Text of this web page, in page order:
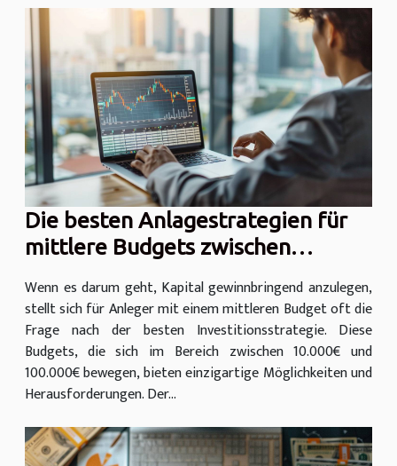
Die besten Anlagestrategien für
mittlere Budgets zwischen
Wenn es darum geht, Kapital gewinnbringend anzulegen,
stellt sich für Anleger mit einem mittleren Budget oft die
Frage nach der besten Investitionsstrategie. Diese
Budgets, die sich im Bereich zwischen 10.000€ und
100.000€ bewegen, bieten einzigartige Möglichkeiten und
Herausforderungen. Der...